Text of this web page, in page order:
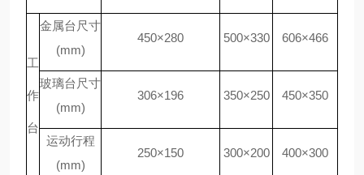
工
作
台
金属台尺寸
(mm)
450×280 500×330 606×466
玻璃台尺寸
(mm)
306×196 350×250 450×350
运动行程
(mm)
250×150 300×200 400×300